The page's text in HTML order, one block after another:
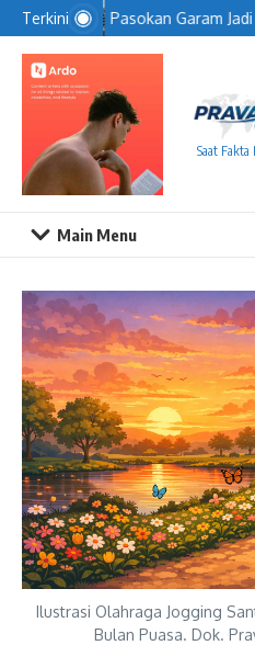
Lewati ke konten
Terkini Pasokan Garam Jadi
Saat Fakta
Main Menu
Ilustrasi Olahraga Jogging
Bulan Puasa. Dok.